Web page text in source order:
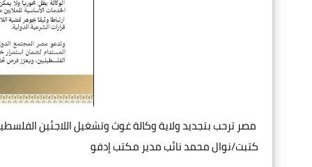
مصر ترحب بتجديد ولاية وكالة غوث وتشغيل اللاجئين
كتبت/نوال محمد نائب مدير مكتب إدفو